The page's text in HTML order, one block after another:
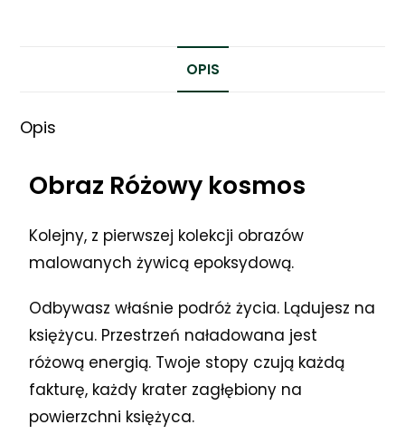
OPIS
Opis
Obraz Różowy kosmos
Kolejny, z pierwszej kolekcji obrazów
malowanych żywicą epoksydową.
Odbywasz właśnie podróż życia. Lądujesz na
księżycu. Przestrzeń naładowana jest
różową energią. Twoje stopy czują każdą
fakturę, każdy krater zagłębiony na
powierzchni księżyca.